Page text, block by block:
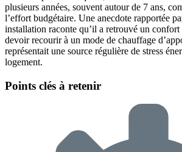
plusieurs années, souvent autour de 7 ans,
l’effort budgétaire. Une anecdote rapportée
installation raconte qu’il a retrouvé un confort
devoir recourir à un mode de chauffage
représentait une source régulière de stress
logement.
Points clés à retenir